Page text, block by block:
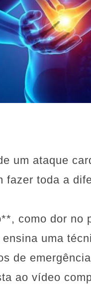
um ataque
fazer toda a
como dor no
uma
de
ao vídeo